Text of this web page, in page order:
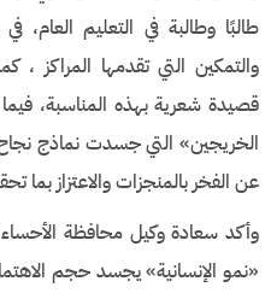
طالبًا وطالبة في التعليم
والتمكين التي تقدمها المراكز ،
قصيدة شعرية بهذه المناسبة،
الخريجين» التي جسدت نماذج
عن الفخر بالمنجزات والاعتزاز
وأكد سعادة وكيل محافظة
«نمو الإنسانية» يجسد حجم